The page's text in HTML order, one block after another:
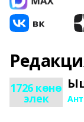
1726 көнө
элек